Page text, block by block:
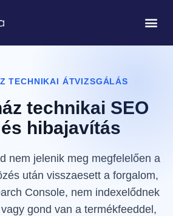
TECHNIKAI ÁTVIZSGÁLÁS
technikai SEO
hibajavítás
nem jelenik meg megfelelően a
után visszaesett a forgalom,
Console, nem indexelődnek
gond van a termékfeeddel,